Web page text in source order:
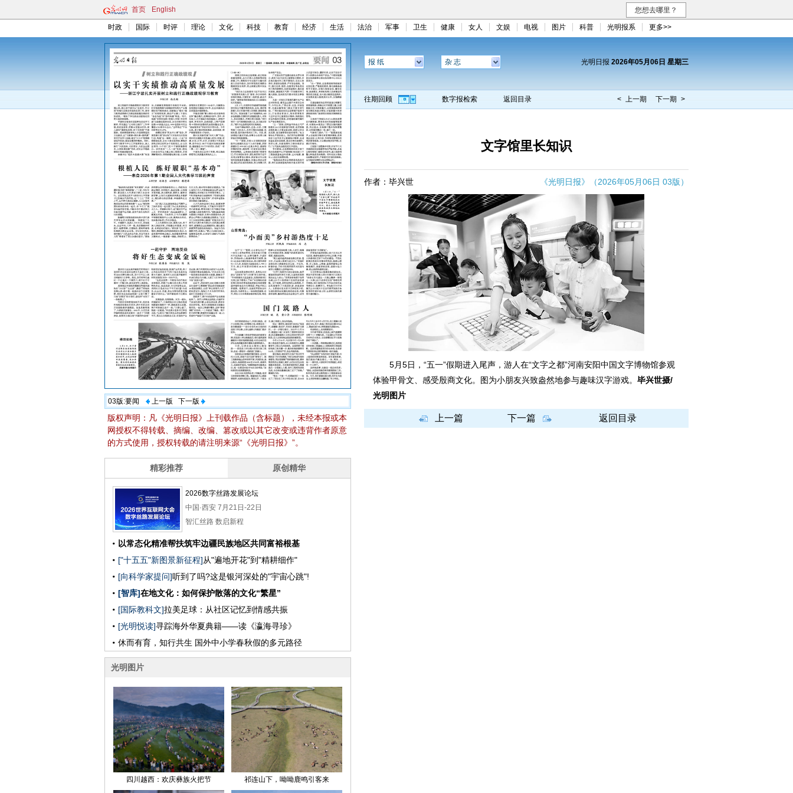
首页 English 您想去哪里？
时政 国际 时评 理论 文化 科技 教育 经济 生活 法治 军事 卫生 健康 女人 文娱 电视 图片 科普 光明报系 更多>>
03版:要闻 上一版 下一版
版权声明：凡《光明日报》上刊载作品（含标题），未经本报或本
网授权不得转载、摘编、改编、篡改或以其它改变或违背作者原意
的方式使用，授权转载的请注明来源“《光明日报》”。
报 纸 杂 志 光明日报 2026年05月06日 星期三
往期回顾 数字报检索 返回目录 < 上一期 下一期 >
文字馆里长知识
作者：毕兴世 《光明日报》（2026年05月06日 03版）
5月5日，“五一”假期进入尾声，游人在“文字之都”河南安阳中国文字博物馆参观
体验甲骨文、感受殷商文化。图为小朋友兴致盎然地参与趣味汉字游戏。 毕兴世摄/
光明图片
上一篇 下一篇 返回目录